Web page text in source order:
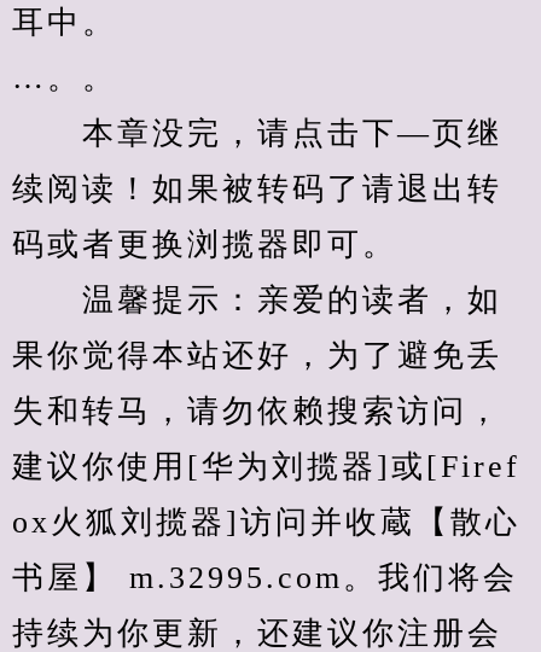
耳中。
…。。
本章没完，请点击下—页继
续阅读！如果被转码了请退出转
码或者更换浏揽器即可。
温馨提示：亲爱的读者，如
果你觉得本站还好，为了避免丢
失和转马，请勿依赖搜索访问，
建议你使用[华为刘揽器]或[Firef
ox火狐刘揽器]访问并收蔵【散心
书屋】 m.32995.com。我们将会
持续为你更新，还建议你注册会